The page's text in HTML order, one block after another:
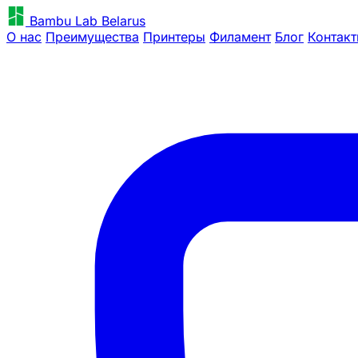
Bambu Lab Belarus
О нас Преимущества Принтеры Филамент Блог